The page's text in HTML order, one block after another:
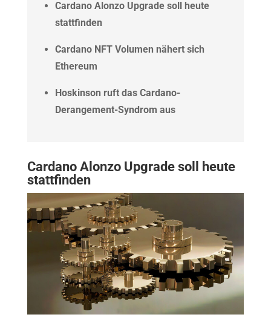
Cardano Alonzo Upgrade soll heute
stattfinden
Cardano NFT Volumen nähert sich
Ethereum
Hoskinson ruft das Cardano-
Derangement-Syndrom aus
Cardano Alonzo Upgrade soll heute
stattfinden